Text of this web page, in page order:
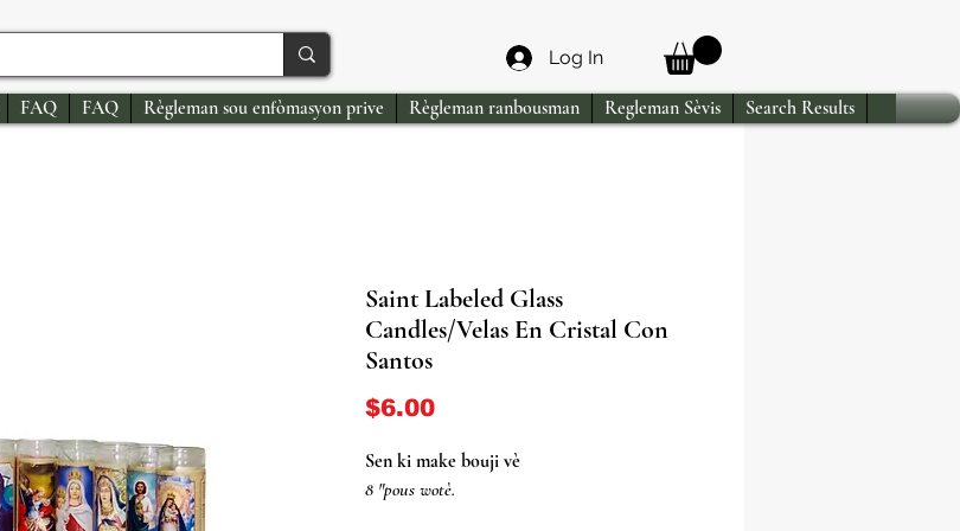
Log In
FAQ FAQ Règleman sou enfòmasyon prive Règleman ranbousman Regleman Sèvis Search Results
Saint Labeled Glass
Candles/Velas En Cristal Con
Santos
$6.00Price
Sen ki make bouji vè
8 "pous wotè.